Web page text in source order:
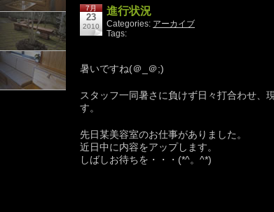
7月
23
2010
進行状況
Categories: アーカイブ
Tags:
暑いですね(＠_＠;)
スタッフ一同暑さに負けず日々打合わせ、
す。
先日某美容室のお仕事がありました。
近日中に内容をアップします。
しばしお待ちを・・・(*^。^*)